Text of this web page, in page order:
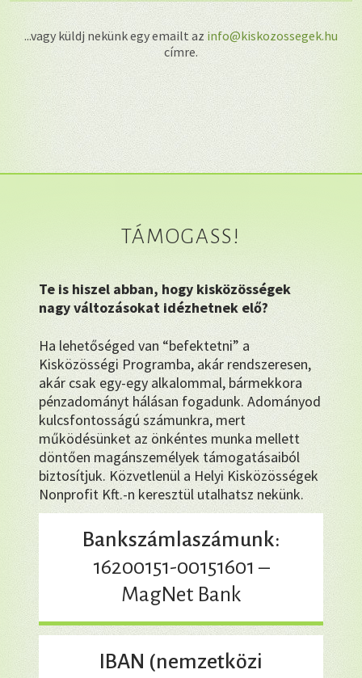
...vagy küldj nekünk egy emailt az info@kiskozossegek.hu
címre.
TÁMOGASS!
Te is hiszel abban, hogy kisközösségek
nagy változásokat idézhetnek elő?
Ha lehetőséged van “befektetni” a
Kisközösségi Programba, akár rendszeresen,
akár csak egy-egy alkalommal, bármekkora
pénzadományt hálásan fogadunk. Adományod
kulcsfontosságú számunkra, mert
működésünket az önkéntes munka mellett
döntően magánszemélyek támogatásaiból
biztosítjuk. Közvetlenül a Helyi Kisközösségek
Nonprofit Kft.-n keresztül utalhatsz nekünk.
Bankszámlaszámunk:
16200151-00151601 –
MagNet Bank
IBAN (nemzetközi